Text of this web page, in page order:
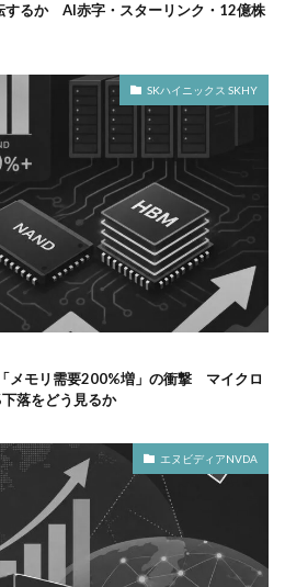
するか AI赤字・スターリンク・12億株
SKハイニックス SKHY
メモリ需要200%増」の衝撃 マイクロ
落をどう見るか
エヌビディアNVDA